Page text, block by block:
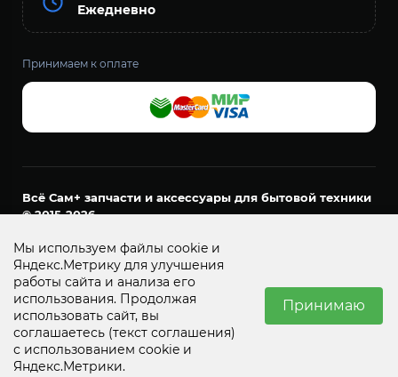
⌂ ♡
Ежедневно
Принимаем к оплате
Всё Сам+ запчасти и аксессуары для бытовой техники
© 2015-2026
ОГРН 1157456021161
ИНН 7452127894
г. Челябинск, пр. Ленина, д. 24, офис 53
Мы используем файлы cookie и
Яндекс.Метрику для улучшения
работы сайта и анализа его
использования. Продолжая
использовать сайт, вы
соглашаетесь (текст соглашения)
с использованием cookie и
Яндекс.Метрики.
Принимаю